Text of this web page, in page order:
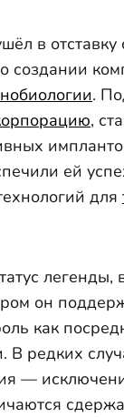
в отставку
создании
.
,
ей
для
он
как
В редких
—